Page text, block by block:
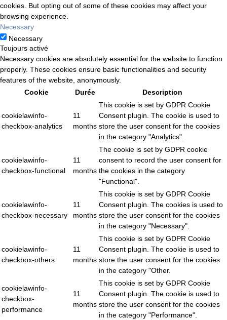
cookies. But opting out of some of these cookies may affect your
browsing experience.
Necessary
Necessary
Toujours activé
Necessary cookies are absolutely essential for the website to function
properly. These cookies ensure basic functionalities and security
features of the website, anonymously.
Cookie
Durée Description
cookielawinfo-
checkbox-analytics
11
months
This cookie is set by GDPR Cookie
Consent plugin. The cookie is used to
store the user consent for the cookies
in the category "Analytics".
cookielawinfo-
checkbox-functional
11
months
The cookie is set by GDPR cookie
consent to record the user consent for
the cookies in the category
"Functional".
cookielawinfo-
checkbox-necessary
11
months
This cookie is set by GDPR Cookie
Consent plugin. The cookies is used to
store the user consent for the cookies
in the category "Necessary".
cookielawinfo-
checkbox-others
11
months
This cookie is set by GDPR Cookie
Consent plugin. The cookie is used to
store the user consent for the cookies
in the category "Other.
cookielawinfo-
checkbox-
performance
11
months
This cookie is set by GDPR Cookie
Consent plugin. The cookie is used to
store the user consent for the cookies
in the category "Performance".